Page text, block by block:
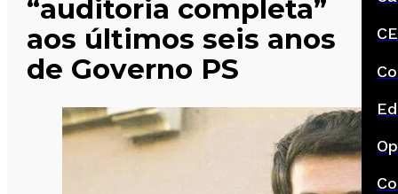
“auditoria completa”
aos últimos seis anos
de Governo PS